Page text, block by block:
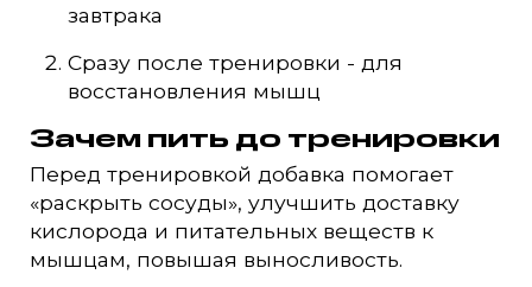
завтрака
Сразу после тренировки - для
восстановления мышц
Зачем пить до тренировки
Перед тренировкой добавка помогает
«раскрыть сосуды», улучшить доставку
кислорода и питательных веществ к
мышцам, повышая выносливость.